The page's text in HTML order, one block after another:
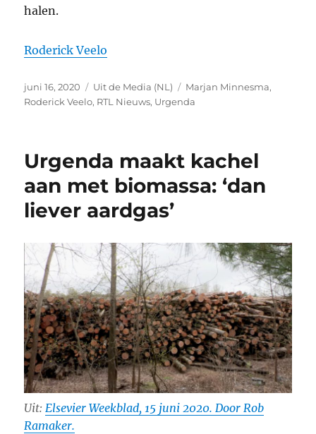
halen.
Roderick Veelo
Geplaatst
op
juni 16, 2020 Categorieën
Uit de Media (NL) Tags
Marjan Minnesma,
Roderick Veelo, RTL Nieuws, Urgenda
Urgenda maakt kachel
aan met biomassa: ‘dan
liever aardgas’
Uit: Elsevier Weekblad, 15 juni 2020. Door Rob
Ramaker.